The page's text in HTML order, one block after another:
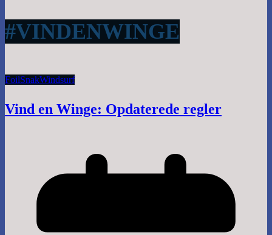
#VINDENWINGE
FoilSnakWindsurf
Vind en Winge: Opdaterede regler